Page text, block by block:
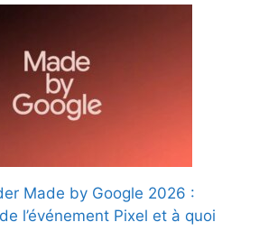
Made by Google 2026 :
l’événement Pixel et à quoi